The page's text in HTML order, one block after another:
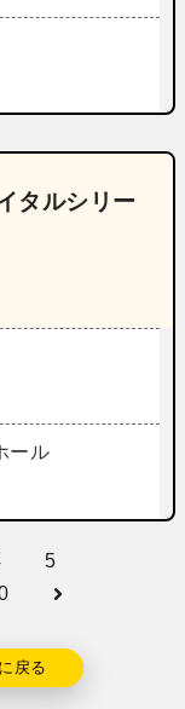
タルシリー
ール
5
戻る